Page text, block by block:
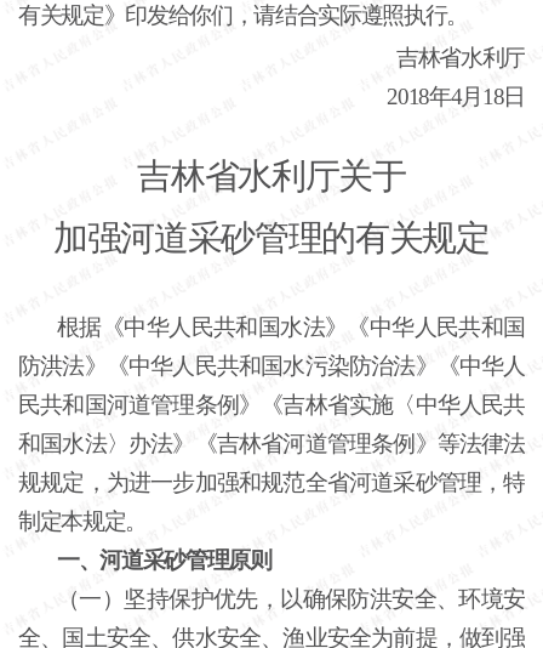
有关规定》印发给你们，请结合实际遵照执行。
吉林省水利厅
2018年4月18日
吉林省水利厅关于
加强河道采砂管理的有关规定
根据《中华人民共和国水法》《中华人民共和国
防洪法》《中华人民共和国水污染防治法》《中华人
民共和国河道管理条例》《吉林省实施〈中华人民共
和国水法〉办法》《吉林省河道管理条例》等法律法
规规定，为进一步加强和规范全省河道采砂管理，特
制定本规定。
一、河道采砂管理原则
（一）坚持保护优先，以确保防洪安全、环境安
全、国土安全、供水安全、渔业安全为前提，做到强